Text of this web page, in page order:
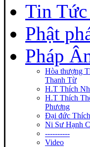
Tin
Phật
Pháp
Hòa thượng
Thanh Từ
H.T Thích
H.T Thích
Phương
Đại đức
Ni Sư Hạnh
----------
Video